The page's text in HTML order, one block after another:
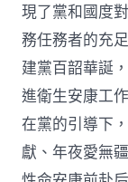
現了黨和國度
務任務者的充
建黨百韶華誕
進衛生安康工
在黨的引導下
獻、年夜愛無